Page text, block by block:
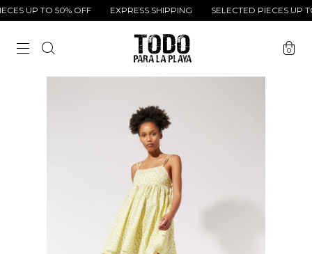
UP TO 50% OFF EXPRESS SHIPPING SELECTED PIECES UP
0